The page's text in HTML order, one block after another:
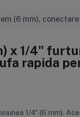
(6 mm),
x 1/4"
rapida
1/4″ (6 mm).